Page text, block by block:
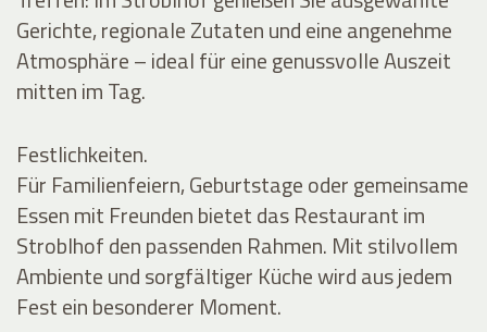
Gerichte, regionale Zutaten und eine angenehme
Atmosphäre – ideal für eine genussvolle Auszeit
mitten im Tag.
Festlichkeiten.
Für Familienfeiern, Geburtstage oder gemeinsame
Essen mit Freunden bietet das Restaurant im
Stroblhof den passenden Rahmen. Mit stilvollem
Ambiente und sorgfältiger Küche wird aus jedem
Fest ein besonderer Moment.